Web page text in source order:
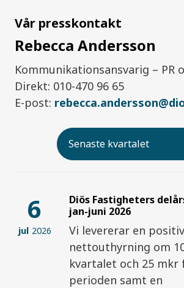
Vår presskontakt
Rebecca Andersson
Kommunikationsansvarig – PR
Direkt: 010-470 96 65
E-post:
Senaste kvartalet
6
jul 2026
Diös Fastigheters
jan-juni 2026
Vi levererar en positiv
nettouthyrning om
kvartalet och 25 mkr
perioden samt en